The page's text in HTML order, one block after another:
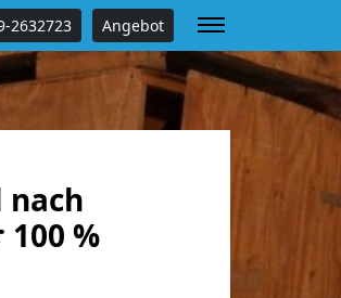
2632723 Angebot
nach
%